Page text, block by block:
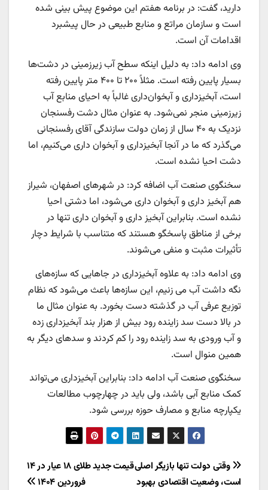
دارید، گفت: در برنامه هفتم این موضوع پیش بینی شده
است و سازمان مراتع و منابع طبیعی در حال پیشبرد
اقدامات آن است.
وی ادامه داد: به دلیل اینکه سطح آب زیرزمینی در دشت‌ها
بسیار پایین رفته است. مثلاً ۲۰۰ تا ۴۰۰ متر پایین رفته
است، آبخیزداری و آبخوان‌داری غالباً به احیای منابع آب
زیرزمینی منجر نمی‌شود. به عنوان مثال دشت رفسنجان
نزدیک به ۴۰ سال از زمان دولت سازندگی آقای رفسنجانی
می‌گذرد که ما در آنجا آبخیزداری و آبخوان داری می‌کنیم، اما
دشت احیا نشده است.
سخنگوی صنعت آب اضافه کرد: در شهرهای اصفهان، شیراز
هم آبخیز داری و آبخوان داری می‌شود، اما دشتی احیا
نشده است. بنابراین آبخیز داری و آبخوان داری تنها در
برخی از مناطق پاسخگو هستند که متناسب با شرایط دچار
تأثیرات مثبت و منفی می‌شوند.
وی ادامه داد: به علاوه آبخیزداری در جاهایی که سازه‌های
نگه داشت آب می زنیم، این سازه‌ها باعث می‌شود که نظام
توزیع عرفی آب در گذشته دست بخورد. به عنوان مثال ما
در بالا دست سد زاینده رود بیش از هزار بند آبخیزداری زده
و آب ورودی به سد زاینده رود را کم کردند و سدهای دیگر به
همین منوال است.
سخنگوی صنعت آب ادامه داد: بنابراین آبخیزداری می‌تواند
کمک منابع آبی باشد، ولی باید در چهارچوب مطالعات
یکپارچه منابع و مصارف حوزه بررسی شود.
راهبری
قیمت جدید طلای ۱۸ عیار در ۱۴
فروردین ۱۴۰۴
وقتی دولت تنها بازیگر اصلی
است، وضعیت اقتصادی بهبود